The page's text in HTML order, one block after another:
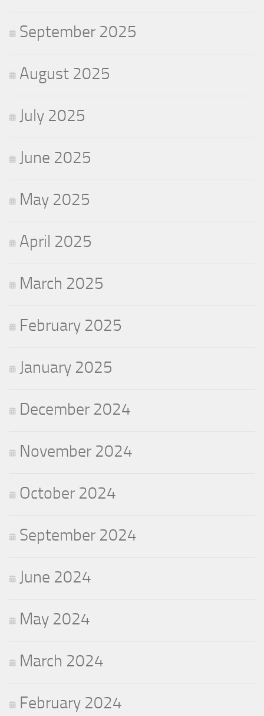
September 2025
August 2025
July 2025
June 2025
May 2025
April 2025
March 2025
February 2025
January 2025
December 2024
November 2024
October 2024
September 2024
June 2024
May 2024
March 2024
February 2024